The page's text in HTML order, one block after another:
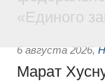
«Единого
6 августа 2026,
Марат